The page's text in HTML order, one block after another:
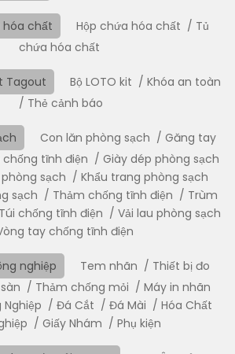
mua mặt nạ nửa mặt chính hãng
kiếmmặt nạ nửa mặt chính hãng
bảo, Achisonlà địa chỉ đáng tin
cấp các dòng sản phẩm bảo hộ lao
đáp ứng mọi nhu cầu của
với Achison để biết thêm nhiều
sản phẩm qua Hotline:
Email: achisonjsc@achison.com
hóa chất Hộp chứa hóa chất
Tủ
chứa hóa chất
Tagout Bộ LOTO kit
Khóa an toàn
Thẻ cảnh báo
Con lăn phòng sạch
Găng tay
chống tĩnh điện
Giày dép phòng sạch
sạch
Khẩu trang phòng sạch
sạch
Thảm chống tĩnh điện
Trùm
Túi chống tĩnh điện
Vải lau phòng sạch
tay chống tĩnh điện
nghiệp Tem nhãn
Thiết bị đo
Thảm chống mỏi
Máy in nhãn
Nghiệp
Đá Cắt Đá Mài
Hóa Chất
Giấy Nhám Phụ kiện